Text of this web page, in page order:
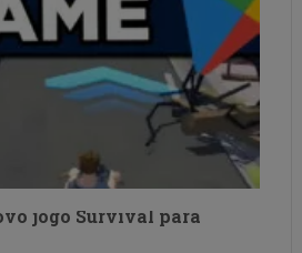
jogo Survival para